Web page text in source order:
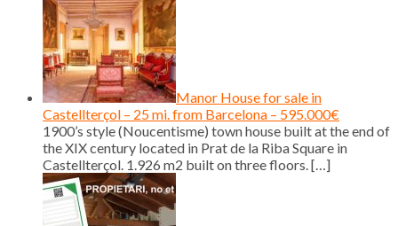
Manor House for sale in
Castellterçol – 25 mi. from Barcelona – 595.000€
1900’s style (Noucentisme) town house built at the end of
the XIX century located in Prat de la Riba Square in
Castellterçol. 1.926 m2 built on three floors. […]